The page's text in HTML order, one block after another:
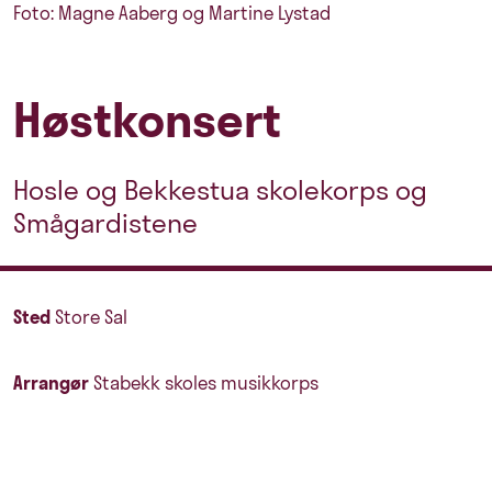
Foto: Magne Aaberg og Martine Lystad
Høstkonsert
Hosle og Bekkestua skolekorps og
Smågardistene
StedStore Sal
ArrangørStabekk skoles musikkorps